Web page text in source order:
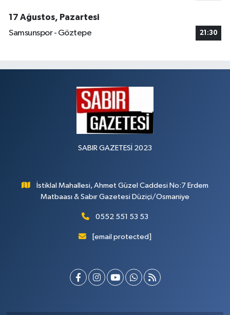
17 Ağustos, Pazartesi
Samsunspor - Göztepe
21:30
SABIR GAZETESİ 2023
İstiklal Mahallesi, Ahmet Güzel Caddesi No:7 Erdem
Matbaası & Sabır Gazetesi Düziçi/Osmaniye
0552 551 53 53
[email protected]